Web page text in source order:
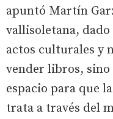
apuntó Martín
vallisoletana,
actos culturales y
vender libros,
espacio para que
trata a través del